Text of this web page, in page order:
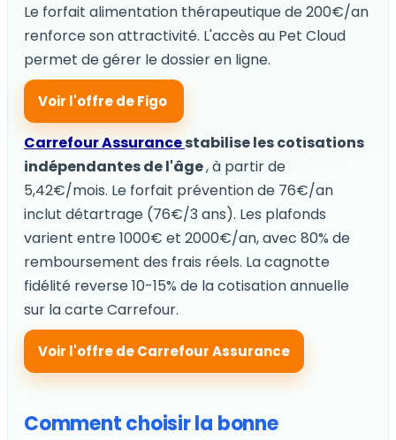
Le forfait alimentation thérapeutique de 200€/an
renforce son attractivité. L'accès au Pet Cloud
permet de gérer le dossier en ligne.
Voir l'offre de Figo
Carrefour Assurancestabilise les cotisations
indépendantes de l'âge, à partir de
5,42€/mois. Le forfait prévention de 76€/an
inclut détartrage (76€/3 ans). Les plafonds
varient entre 1000€ et 2000€/an, avec 80% de
remboursement des frais réels. La cagnotte
fidélité reverse 10-15% de la cotisation annuelle
sur la carte Carrefour.
Voir l'offre de Carrefour Assurance
Comment choisir la bonne